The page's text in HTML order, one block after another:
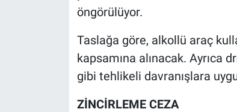
öngörülüyor.
Taslağa göre, alkollü araç
kapsamına alınacak.
gibi tehlikeli davranışlara
ZİNCİRLEME CEZA
Teknoloji
Türkiye'nin Geleceği